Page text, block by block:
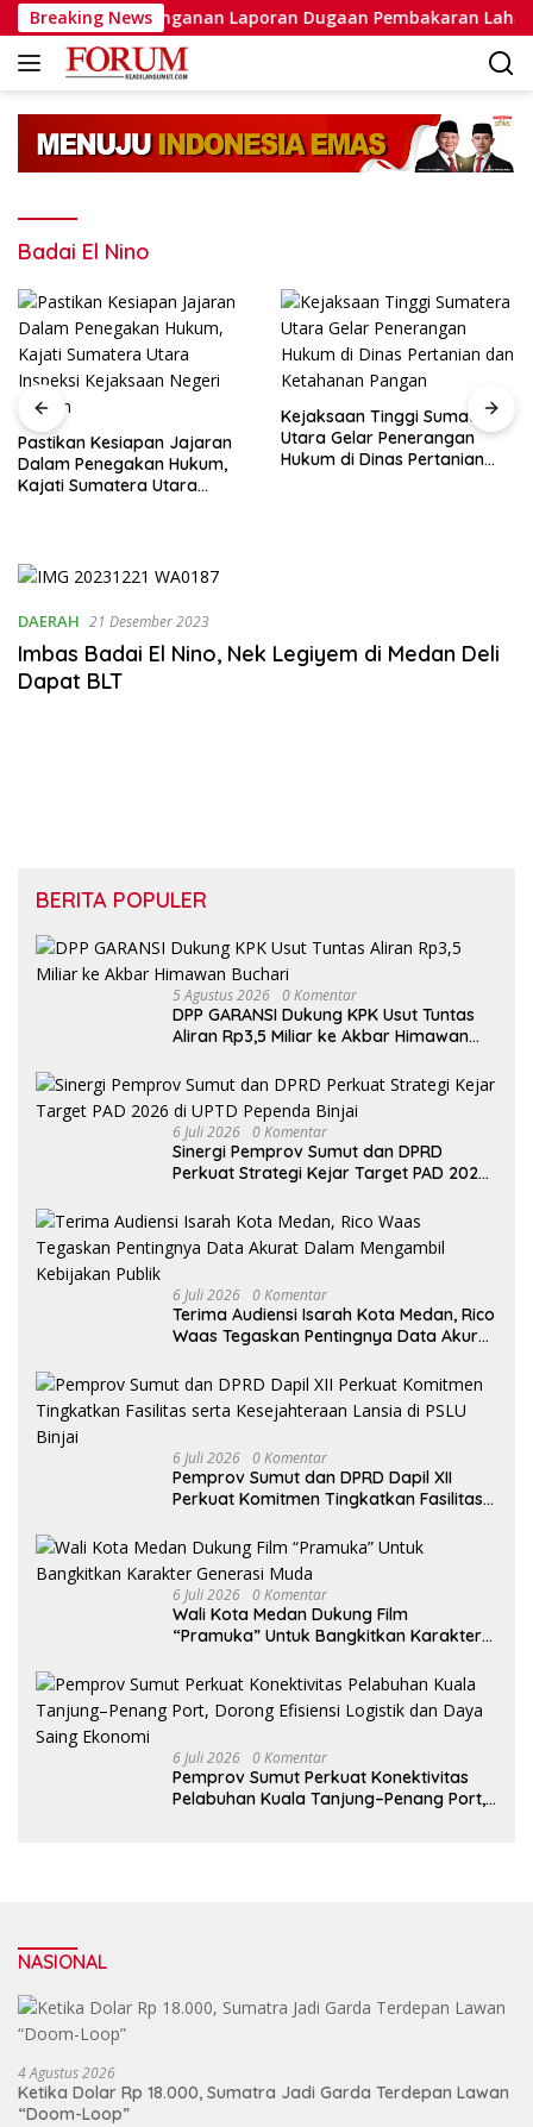
Langsung
ke
konten
Breaking NewsPenanganan Laporan Dugaan Pembakaran Lahan
Badai El Nino
Jajaran
Hukum,
Utara
Kejaksaan Tinggi Sumatera
Utara Gelar Penerangan
Hukum di Dinas Pertanian
dan Ketahanan Pangan
DAERAH 21 Desember 2023
Imbas Badai El Nino, Nek Legiyem di Medan Deli
Dapat BLT
BERITA POPULER
5 Agustus 2026 0 Komentar
DPP GARANSI Dukung KPK Usut Tuntas
Aliran Rp3,5 Miliar ke Akbar Himawan
6 Juli 2026 0 Komentar
Sinergi Pemprov Sumut dan DPRD
Perkuat Strategi Kejar Target PAD 2026
6 Juli 2026 0 Komentar
Terima Audiensi Isarah Kota Medan, Rico
Waas Tegaskan Pentingnya Data Akurat
6 Juli 2026 0 Komentar
Pemprov Sumut dan DPRD Dapil XII
Perkuat Komitmen Tingkatkan Fasilitas
Binjai
6 Juli 2026 0 Komentar
Wali Kota Medan Dukung Film
“Pramuka” Untuk Bangkitkan Karakter
6 Juli 2026 0 Komentar
Pemprov Sumut Perkuat Konektivitas
Pelabuhan Kuala Tanjung–Penang Port,
NASIONAL
4 Agustus 2026
Ketika Dolar Rp 18.000, Sumatra Jadi Garda Terdepan Lawan
“Doom-Loop”